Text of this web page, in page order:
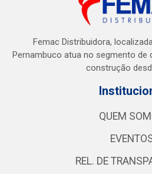
Femac Distribuidora,
Pernambuco atua no segmento de
construção
QUEM
REL. DE